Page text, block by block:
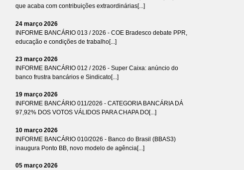
que acaba com contribuições extraordinárias[...]
24 março 2026
INFORME BANCÁRIO 013 / 2026 - COE Bradesco debate PPR,
educação e condições de trabalho[...]
23 março 2026
INFORME BANCÁRIO 012 / 2026 - Super Caixa: anúncio do
banco frustra bancários e Sindicato[...]
19 março 2026
INFORME BANCÁRIO 011/2026 - CATEGORIA BANCÁRIA DÁ
97,92% DOS VOTOS VÁLIDOS PARA CHAPA DO[...]
10 março 2026
INFORME BANCÁRIO 010/2026 - Banco do Brasil (BBAS3)
inaugura Ponto BB, novo modelo de agência[...]
05 março 2026